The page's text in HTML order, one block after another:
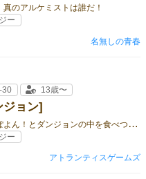
のアルケミストは誰だ！
ー
名無しの青春
ジョン]
ひ
ょい、ぱくっ、ぽよん！とダンジョンの中を食べつくせ！
30 13歳〜
ー
アトランティスゲームズ